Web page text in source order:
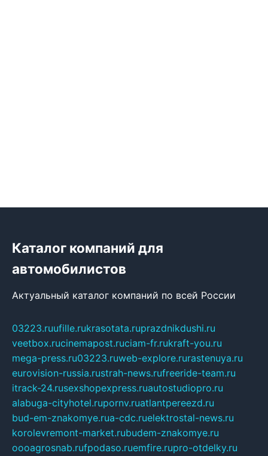
Каталог компаний для
автомобилистов
Актуальный каталог компаний по всей России
03223.ruufille.rukrasotata.ruprazdnikdushi.ru
veetbox.rucinemapost.ruciam-fr.rukraft-you.ru
mega-press.ru03223.ruweb-explore.rurastenuya.ru
eurovision-russia.rustrah-news.rufreeride-team.ru
itrack-24.rusexshopexpress.ruautostudiopro.ru
alabuga-cityhotel.rupornv.ruatlantpereezd.ru
bud-em-znakomye.rua-cdc.ruelektrostal-news.ru
korolevremont-market.rubudem-znakomye.ru
oooagrosnab.rufpodaso.ruemfire.rupro-otdelky.ru